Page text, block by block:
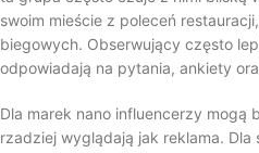
swoim mieście z poleceń
biegowych. Obserwujący często
odpowiadają na pytania, ankiety
Dla marek nano influencerzy mogą
rzadziej wyglądają jak reklama.